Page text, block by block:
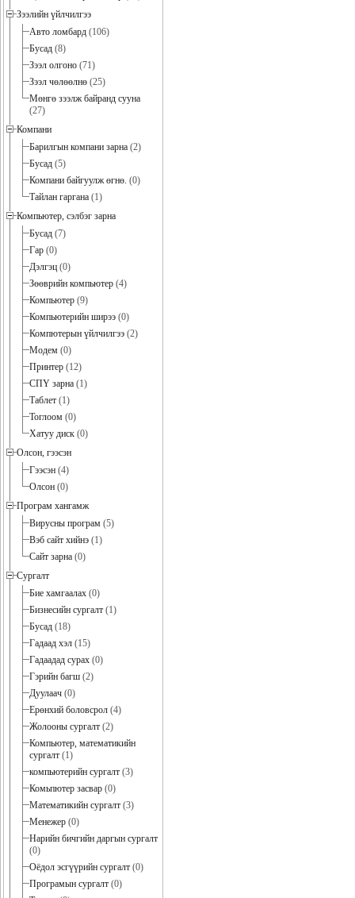
Зээлийн үйлчилгээ
Авто ломбард (106)
Бусад (8)
Зээл олгоно (71)
Зээл чөлөөлнө (25)
Мөнгө зээлж байранд сууна
(27)
Компани
Барилгын компани зарна (2)
Бусад (5)
Компани байгуулж өгнө. (0)
Тайлан гаргана (1)
Компьютер, сэлбэг зарна
Бусад (7)
Гар (0)
Дэлгэц (0)
Зөөврийн компьютер (4)
Компьютер (9)
Компьютерийн ширээ (0)
Компютерын үйлчилгээ (2)
Модем (0)
Принтер (12)
СПҮ зарна (1)
Таблет (1)
Тоглоом (0)
Хатуу диск (0)
Олсон, гээсэн
Гээсэн (4)
Олсон (0)
Програм хангамж
Вирусны програм (5)
Вэб сайт хийнэ (1)
Сайт зарна (0)
Сургалт
Бие хамгаалах (0)
Бизнесийн сургалт (1)
Бусад (18)
Гадаад хэл (15)
Гадаадад сурах (0)
Гэрийн багш (2)
Дуулаач (0)
Ерөнхий боловсрол (4)
Жолооны сургалт (2)
Компьютер, математикийн
сургалт (1)
компьютерийн сургалт (3)
Комьпютер засвар (0)
Математикийн сургалт (3)
Менежер (0)
Нарийн бичгийн даргын сургалт
(0)
Оёдол эсгүүрийн сургалт (0)
Програмын сургалт (0)